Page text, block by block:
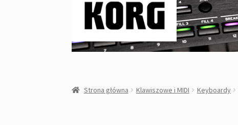
Strona główna Klawiszowe i MIDI Keyboardy